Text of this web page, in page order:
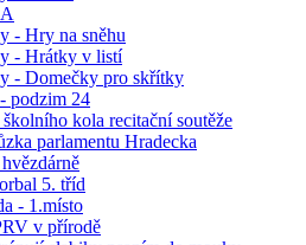
- Hry na sněhu
- Hrátky v listí
- Domečky pro skřítky
podzim 24
kola recitační soutěže
parlamentu Hradecka
5. tříd
- 1.místo
v přírodě